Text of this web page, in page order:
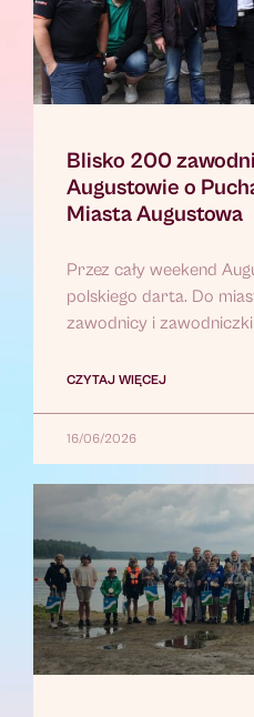
Blisko 200
Augustowie o
Miasta Augustowa
Przez cały weekend
polskiego darta. Do
zawodnicy i
CZYTAJ WIĘCEJ
16/06/2026